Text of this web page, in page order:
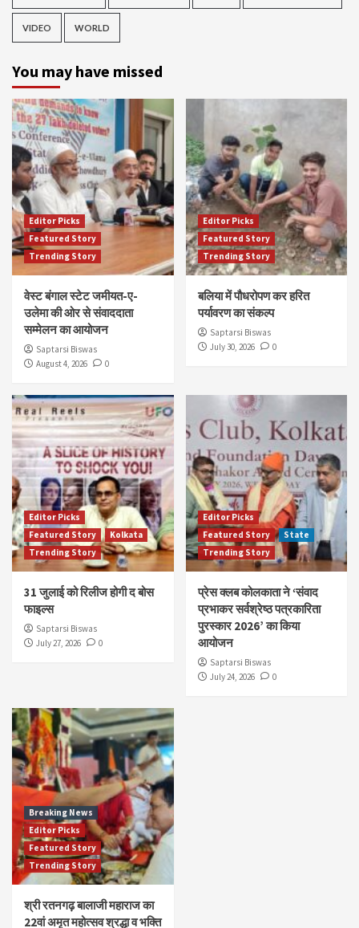
VIDEO WORLD
You may have missed
Editor Picks
Featured Story
Trending Story
वेस्ट बंगाल स्टेट जमीयत-ए-
उलेमा की ओर से संवाददाता
सम्मेलन का आयोजन
Saptarsi Biswas
August 4, 2026
0
Editor Picks
Featured Story
Trending Story
बलिया में पौधरोपण कर हरित
पर्यावरण का संकल्प
Saptarsi Biswas
July 30, 2026
0
Editor Picks
Featured Story
Kolkata
Trending Story
31 जुलाई को रिलीज होगी द बोस
फाइल्स
Saptarsi Biswas
July 27, 2026
0
Editor Picks
Featured Story
State
Trending Story
प्रेस क्लब कोलकाता ने ‘संवाद
प्रभाकर सर्वश्रेष्ठ पत्रकारिता
पुरस्कार 2026’ का किया
आयोजन
Saptarsi Biswas
July 24, 2026
0
Breaking News
Editor Picks
Featured Story
Trending Story
श्री रतनगढ़ बालाजी महाराज का
22वां अमृत महोत्सव श्रद्धा व भक्ति